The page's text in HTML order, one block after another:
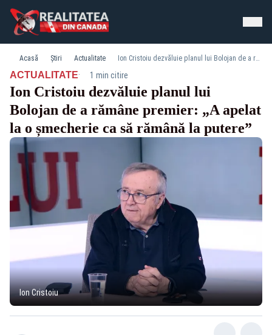
Acasă Știri Actualitate Ion Cristoiu dezvăluie planul lui Bolojan de a rămâne premier: „A apelat la o șmecherie ca să rămână la putere”
ACTUALITATE· 1 min citire
Ion Cristoiu dezvăluie planul lui
Bolojan de a rămâne premier: „A apelat
la o șmecherie ca să rămână la putere”
Ion Cristoiu